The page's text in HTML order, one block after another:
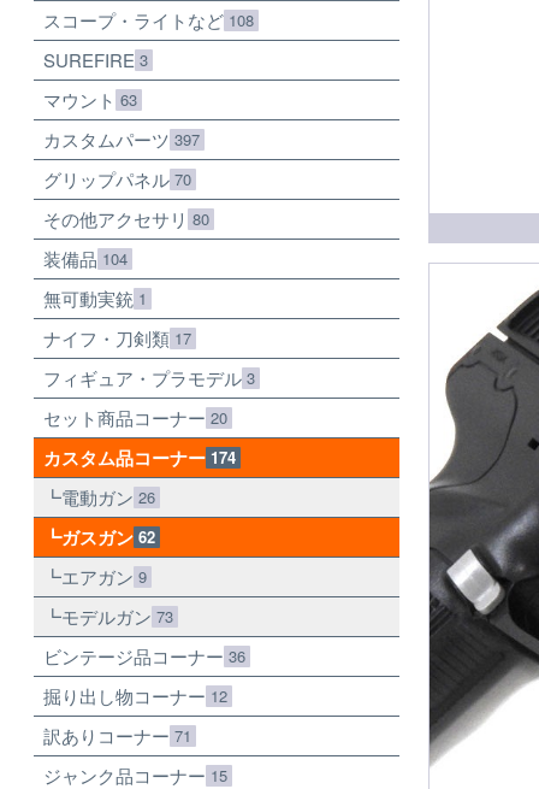
スコープ・ライトなど 108
SUREFIRE 3
マウント 63
カスタムパーツ 397
グリップパネル 70
その他アクセサリ 80
装備品 104
無可動実銃 1
ナイフ・刀剣類 17
フィギュア・プラモデル 3
セット商品コーナー 20
カスタム品コーナー 174
電動ガン 26
ガスガン 62
エアガン 9
モデルガン 73
ビンテージ品コーナー 36
掘り出し物コーナー 12
訳ありコーナー 71
ジャンク品コーナー 15